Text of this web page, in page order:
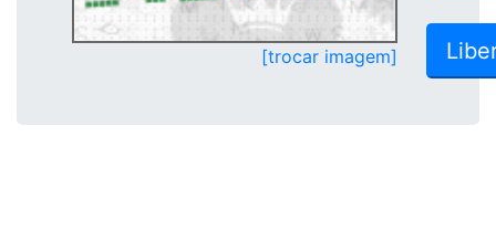
[trocar imagem]